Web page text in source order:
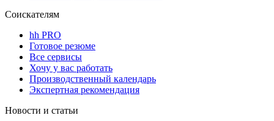
Соискателям
hh PRO
Готовое резюме
Все сервисы
Хочу у вас работать
Производственный календарь
Экспертная рекомендация
Новости и статьи